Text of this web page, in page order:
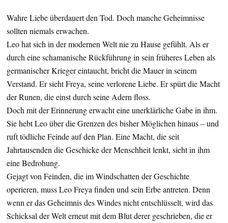
Wahre Liebe überdauert den Tod. Doch manche Geheimnisse
sollten niemals erwachen.
Leo hat sich in der modernen Welt nie zu Hause gefühlt. Als er
durch eine schamanische Rückführung in sein früheres Leben als
germanischer Krieger eintaucht, bricht die Mauer in seinem
Verstand. Er sieht Freya, seine verlorene Liebe. Er spürt die Macht
der Runen, die einst durch seine Adern floss.
Doch mit der Erinnerung erwacht eine unerklärliche Gabe in ihm.
Sie hebt Leo über die Grenzen des bisher Möglichen hinaus – und
ruft tödliche Feinde auf den Plan. Eine Macht, die seit
Jahrtausenden die Geschicke der Menschheit lenkt, sieht in ihm
eine Bedrohung.
Gejagt von Feinden, die im Windschatten der Geschichte
operieren, muss Leo Freya finden und sein Erbe antreten. Denn
wenn er das Geheimnis des Windes nicht entschlüsselt, wird das
Schicksal der Welt erneut mit dem Blut derer geschrieben, die er